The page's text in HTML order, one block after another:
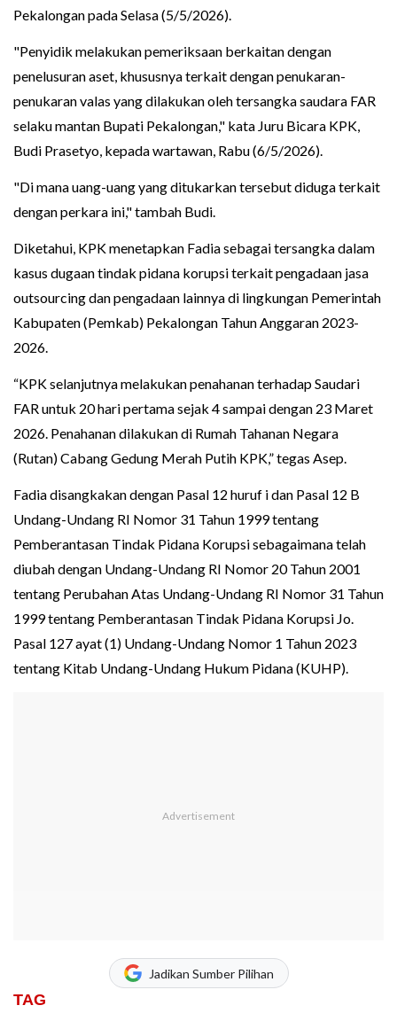
Pekalongan pada Selasa (5/5/2026).
"Penyidik melakukan pemeriksaan berkaitan dengan
penelusuran aset, khususnya terkait dengan penukaran-
penukaran valas yang dilakukan oleh tersangka saudara FAR
selaku mantan Bupati Pekalongan," kata Juru Bicara KPK,
Budi Prasetyo, kepada wartawan, Rabu (6/5/2026).
"Di mana uang-uang yang ditukarkan tersebut diduga terkait
dengan perkara ini," tambah Budi.
Diketahui, KPK menetapkan Fadia sebagai tersangka dalam
kasus dugaan tindak pidana korupsi terkait pengadaan jasa
outsourcing dan pengadaan lainnya di lingkungan Pemerintah
Kabupaten (Pemkab) Pekalongan Tahun Anggaran 2023-
2026.
“KPK selanjutnya melakukan penahanan terhadap Saudari
FAR untuk 20 hari pertama sejak 4 sampai dengan 23 Maret
2026. Penahanan dilakukan di Rumah Tahanan Negara
(Rutan) Cabang Gedung Merah Putih KPK,” tegas Asep.
Fadia disangkakan dengan Pasal 12 huruf i dan Pasal 12 B
Undang-Undang RI Nomor 31 Tahun 1999 tentang
Pemberantasan Tindak Pidana Korupsi sebagaimana telah
diubah dengan Undang-Undang RI Nomor 20 Tahun 2001
tentang Perubahan Atas Undang-Undang RI Nomor 31 Tahun
1999 tentang Pemberantasan Tindak Pidana Korupsi Jo.
Pasal 127 ayat (1) Undang-Undang Nomor 1 Tahun 2023
tentang Kitab Undang-Undang Hukum Pidana (KUHP).
Jadikan Sumber Pilihan
TAG